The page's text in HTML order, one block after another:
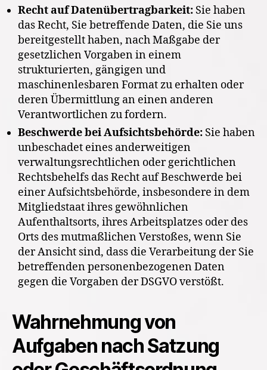
Recht auf Datenübertragbarkeit: Sie haben
das Recht, Sie betreffende Daten, die Sie uns
bereitgestellt haben, nach Maßgabe der
gesetzlichen Vorgaben in einem
strukturierten, gängigen und
maschinenlesbaren Format zu erhalten oder
deren Übermittlung an einen anderen
Verantwortlichen zu fordern.
Beschwerde bei Aufsichtsbehörde: Sie haben
unbeschadet eines anderweitigen
verwaltungsrechtlichen oder gerichtlichen
Rechtsbehelfs das Recht auf Beschwerde bei
einer Aufsichtsbehörde, insbesondere in dem
Mitgliedstaat ihres gewöhnlichen
Aufenthaltsorts, ihres Arbeitsplatzes oder des
Orts des mutmaßlichen Verstoßes, wenn Sie
der Ansicht sind, dass die Verarbeitung der Sie
betreffenden personenbezogenen Daten
gegen die Vorgaben der DSGVO verstößt.
Wahrnehmung von
Aufgaben nach Satzung